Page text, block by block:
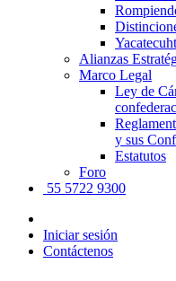
Alianzas
Marco Legal
Ley de
y sus
Estatutos
Foro
55 5722 9300
Iniciar sesión
Contáctenos